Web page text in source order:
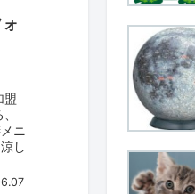
盟
ニ
し